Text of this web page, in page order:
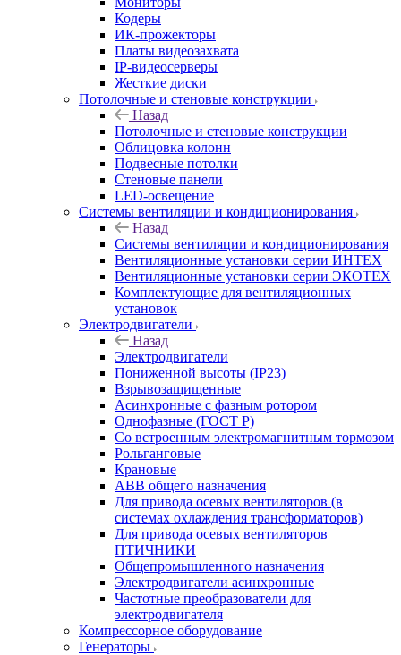
Кодеры
ИК-прожекторы
Платы видеозахвата
IP-видеосерверы
Жесткие диски
Потолочные и стеновые конструкции
Назад
Потолочные и стеновые конструкции
Облицовка колонн
Подвесные потолки
Стеновые панели
LED-освещение
Системы вентиляции и кондиционирования
Назад
Системы вентиляции и кондиционирования
Вентиляционные установки серии ИНТЕХ
Вентиляционные установки серии ЭКОТЕХ
Комплектующие для вентиляционных
установок
Электродвигатели
Назад
Электродвигатели
Пониженной высоты (IP23)
Взрывозащищенные
Асинхронные с фазным ротором
Однофазные (ГОСТ Р)
Со встроенным электромагнитным тормозом
Рольганговые
Крановые
АВВ общего назначения
Для привода осевых вентиляторов (в
системах охлаждения трансформаторов)
Для привода осевых вентиляторов
ПТИЧНИКИ
Общепромышленного назначения
Электродвигатели асинхронные
Частотные преобразователи для
электродвигателя
Компрессорное оборудование
Генераторы